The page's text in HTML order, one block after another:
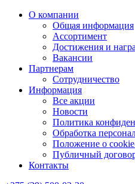
О компании
Общая информация
Ассортимент
Достижения и
Вакансии
Партнерам
Сотрудничество
Информация
Все акции
Новости
Политика
Обработка
Положение о
Публичный
Контакты